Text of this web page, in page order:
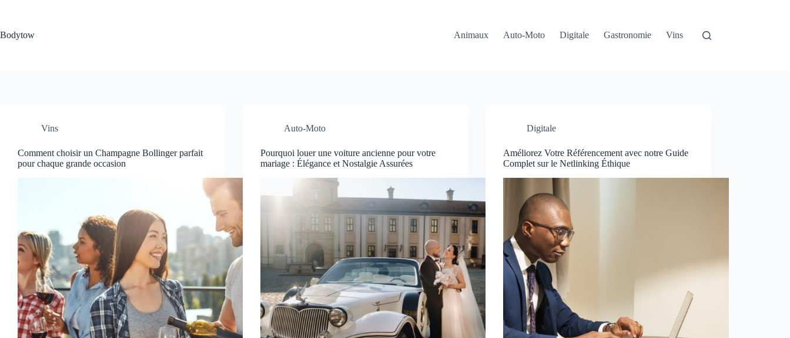
Bodytow
Animaux Auto-Moto Digitale Gastronomie Vins
Vins
Comment choisir un Champagne Bollinger parfait
pour chaque grande occasion
Auto-Moto
Pourquoi louer une voiture ancienne pour votre
mariage : Élégance et Nostalgie Assurées
Digitale
Améliorez Votre Référencement avec notre Guide
Complet sur le Netlinking Éthique